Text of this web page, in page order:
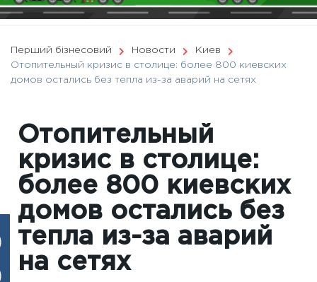
Перший бізнесовий Новости
Киев
Отопительный кризис в столице: более 800 киевских
домов остались без тепла из-за аварий на сетях
Отопительный
кризис в столице:
более 800 киевских
домов остались без
тепла из-за аварий
на сетях